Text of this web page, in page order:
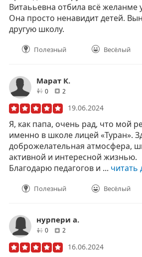
Витаььевна отбила всё желанме
Она просто ненавидит детей.
другую школу.
Полезный Весёлый
Марат К.
0друзей
2
19.06.2024
Я, как папа, очень рад, что мой
именно в школе лицей «Туран».
доброжелательная атмосфера,
активной и интересной жизнью.
Благодарю педагогов и ... читать
Полезный Весёлый
нурпери а.
0друзей
2
16.06.2024